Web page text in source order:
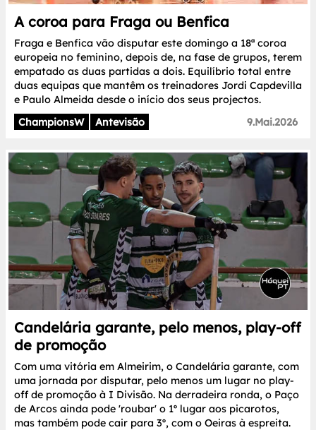
A coroa para Fraga ou Benfica
Fraga e Benfica vão disputar este domingo a 18ª coroa
europeia no feminino, depois de, na fase de grupos, terem
empatado as duas partidas a dois. Equilíbrio total entre
duas equipas que mantêm os treinadores Jordi Capdevilla
e Paulo Almeida desde o início dos seus projectos.
ChampionsW
Antevisão 9.Mai.2026
Candelária garante, pelo menos, play-off
de promoção
Com uma vitória em Almeirim, o Candelária garante, com
uma jornada por disputar, pelo menos um lugar no play-
off de promoção à I Divisão. Na derradeira ronda, o Paço
de Arcos ainda pode 'roubar' o 1º lugar aos picarotos,
mas também pode cair para 3º, com o Oeiras à espreita.